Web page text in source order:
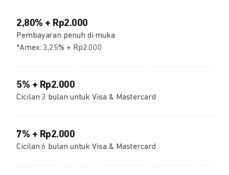
2,80% + Rp2.000
Pembayaran penuh di muka
*Amex: 3,25% + Rp2.000
5% + Rp2.000
Cicilan 3 bulan untuk Visa & Mastercard
7% + Rp2.000
Cicilan 6 bulan untuk Visa & Mastercard